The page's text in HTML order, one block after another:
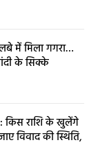
में मिला गगरा…
के सिक्के
किस राशि के खुलेंगे
विवाद की स्थिति,